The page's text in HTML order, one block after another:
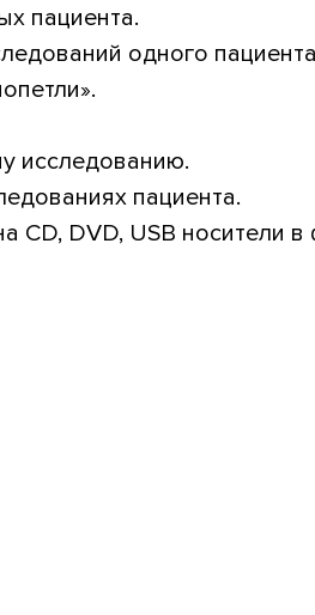
пациента.
одного
исследованию.
пациента.
CD, DVD, USB носители